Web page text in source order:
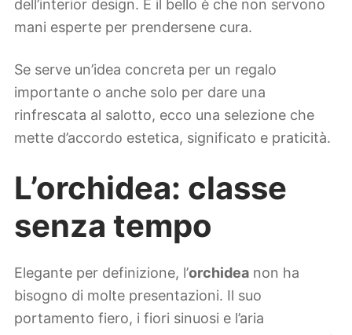
dell’interior design. E il bello è che non servono
mani esperte per prendersene cura.
Se serve un’idea concreta per un regalo
importante o anche solo per dare una
rinfrescata al salotto, ecco una selezione che
mette d’accordo estetica, significato e praticità.
L’orchidea: classe
senza tempo
Elegante per definizione, l’orchidea non ha
bisogno di molte presentazioni. Il suo
portamento fiero, i fiori sinuosi e l’aria